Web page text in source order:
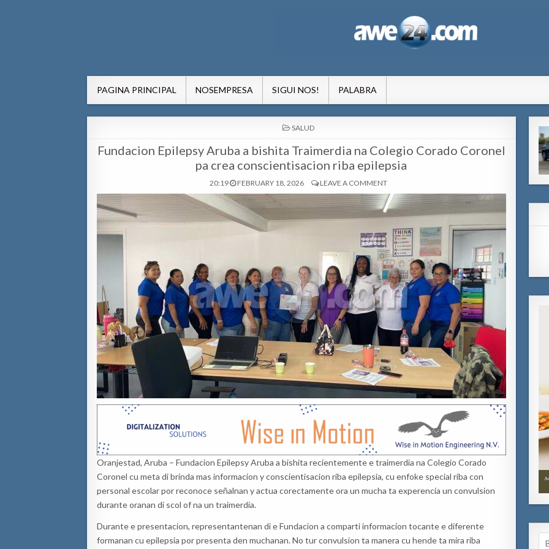
PAGINA PRINCIPAL NOSEMPRESA SIGUI NOS! PALABRA
POSTED
IN
SALUD
Fundacion Epilepsy Aruba a bishita Traimerdia na Colegio Corado Coronel
pa crea conscientisacion riba epilepsia
20:19 FEBRUARY 18, 2026 LEAVE A COMMENT
Oranjestad, Aruba – Fundacion Epilepsy Aruba a bishita recientemente e traimerdia na Colegio Corado
Coronel cu meta di brinda mas informacion y conscientisacion riba epilepsia, cu enfoke special riba con
personal escolar por reconoce señalnan y actua corectamente ora un mucha ta experencia un convulsion
durante oranan di scol of na un traimerdia.
Durante e presentacion, representantenan di e Fundacion a comparti informacion tocante e diferente
formanan cu epilepsia por presenta den muchanan. No tur convulsion ta manera cu hende ta mira riba